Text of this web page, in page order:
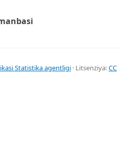
Statistika agentligi · Litsenziya:CC